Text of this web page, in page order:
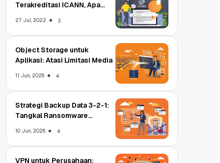
Terakreditasi ICANN, Apa
27 Jul, 2022 3
Object Storage untuk
Aplikasi: Atasi Limitasi Media
11 Jun, 2026 4
Strategi Backup Data 3-2-1:
Tangkal Ransomware
10 Jun, 2026 4
VPN untuk Perusahaan: